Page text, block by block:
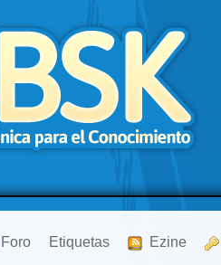
Foro Etiquetas Ezine